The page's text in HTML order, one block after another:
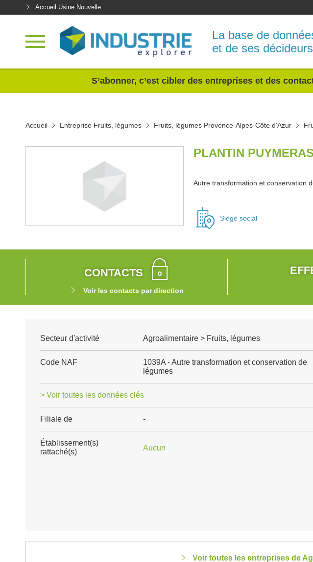
Accueil Usine Nouvelle
La base de
et de ses décideurs
S’abonner, c’est cibler des entreprises et des
Accueil Entreprise Fruits, légumes Fruits, légumes Provence-Alpes-Côte d'Azur
PLANTIN
Autre transformation et conservation
Siège social
CONTACTS
Voir les contacts par direction
Secteur d'activité Agroalimentaire > Fruits, légumes
Code NAF
1039A - Autre transformation et conservation de
légumes
> Voir toutes les données clés
Filiale de -
Établissement(s)
rattaché(s)
Aucun
Voir toutes les entreprises de